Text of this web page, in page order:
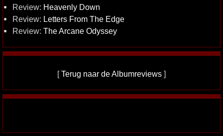
Review: Heavenly Down
Review: Letters From The Edge
Review: The Arcane Odyssey
[Terug naar de Albumreviews ]